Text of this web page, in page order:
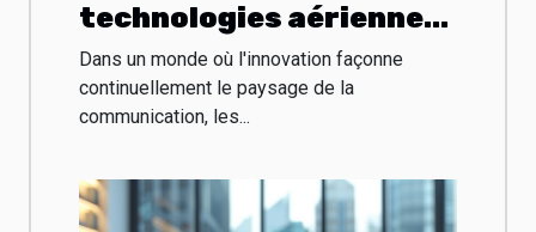
technologies aériennes
révolutionnent la
publicité extérieure
Dans un monde où l'innovation façonne
continuellement le paysage de la
communication, les...